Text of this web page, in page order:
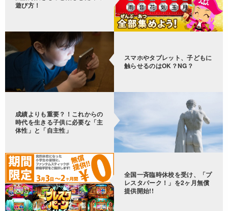
遊び方！
スマホやタブレット、子どもに
触らせるのはOK？NG？
成績よりも重要？！これからの
時代を生きる子供に必要な「主
体性」と「自主性」
全国一斉臨時休校を受け、「プ
レスタパーク！」を2ヶ月無償
提供開始!!